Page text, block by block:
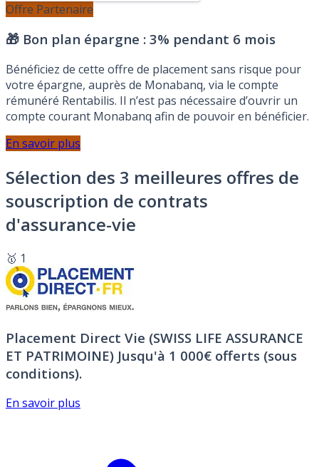
Offre Partenaire
🎁 Bon plan épargne : 3% pendant 6 mois
Bénéficiez de cette offre de placement sans risque pour
votre épargne, auprès de Monabanq, via le compte
rémunéré Rentabilis. Il n’est pas nécessaire d’ouvrir un
compte courant Monabanq afin de pouvoir en bénéficier.
En savoir plus
Sélection des 3 meilleures offres de
souscription de contrats
d'assurance-vie
🥇 1
Placement Direct Vie (SWISS LIFE ASSURANCE
ET PATRIMOINE) Jusqu'à 1 000€ offerts (sous
conditions).
En savoir plus